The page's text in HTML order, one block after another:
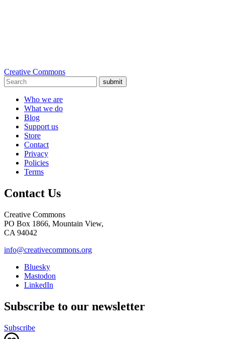
Creative Commons
submit
Who we are
What we do
Blog
Support us
Store
Contact
Privacy
Policies
Terms
Contact Us
Creative Commons
PO Box 1866, Mountain View,
CA 94042
info@creativecommons.org
Bluesky
Mastodon
LinkedIn
Subscribe to our newsletter
Subscribe